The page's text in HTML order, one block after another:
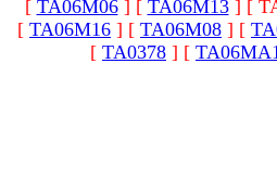
[ TA06M06] [ TA06M13] [
[ TA06M16 ] [ TA06M08 ] [
[ TA0378 ] [